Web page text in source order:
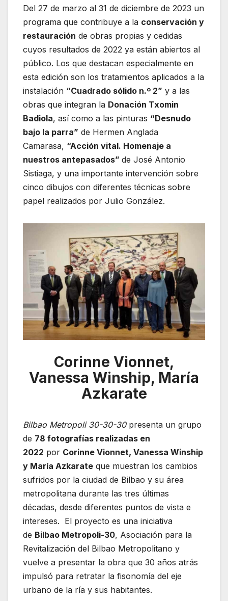
Del 27 de marzo al 31 de diciembre de 2023 un
programa que contribuye a la conservación y
restauración de obras propias y cedidas
cuyos resultados de 2022 ya están abiertos al
público. Los que destacan especialmente en
esta edición son los tratamientos aplicados a la
instalación “Cuadrado sólido n.º 2” y a las
obras que integran la Donación Txomin
Badiola, así como a las pinturas “Desnudo
bajo la parra” de Hermen Anglada
Camarasa, “Acción vital. Homenaje a
nuestros antepasados” de José Antonio
Sistiaga, y una importante intervención sobre
cinco dibujos con diferentes técnicas sobre
papel realizados por Julio González.
Corinne Vionnet,
Vanessa Winship, María
Azkarate
Bilbao Metropoli 30-30-30 presenta un grupo
de 78 fotografías realizadas en
2022 por Corinne Vionnet, Vanessa Winship
y María Azkarate que muestran los cambios
sufridos por la ciudad de Bilbao y su área
metropolitana durante las tres últimas
décadas, desde diferentes puntos de vista e
intereses. El proyecto es una iniciativa
de Bilbao Metropoli-30, Asociación para la
Revitalización del Bilbao Metropolitano y
vuelve a presentar la obra que 30 años atrás
impulsó para retratar la fisonomía del eje
urbano de la ría y sus habitantes.